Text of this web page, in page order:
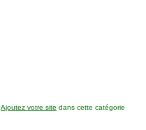
Ajoutez votre site dans cette catégorie